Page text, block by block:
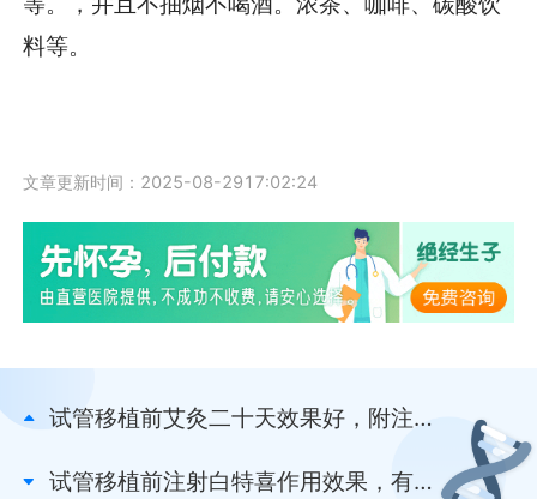
料等。
文章更新时间：2025-08-2917:02:24
试管移植前艾灸二十天效果好，附注意
试管移植前注射白特喜作用效果，有助